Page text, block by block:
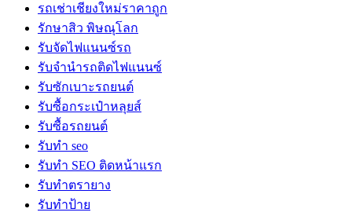
รถเช่าเชียงใหม่ราคาถูก
รักษาสิว พิษณุโลก
รับจัดไฟแนนซ์รถ
รับจำนำรถติดไฟแนนซ์
รับซักเบาะรถยนต์
รับซื้อกระเป๋าหลุยส์
รับซื้อรถยนต์
รับทำ seo
รับทำ SEO ติดหน้าแรก
รับทำตรายาง
รับทำป้าย